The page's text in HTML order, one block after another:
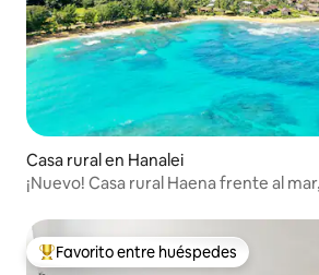
Casa rural en Hanalei
¡Nuevo! Casa rural Haena frente al
Favorito entre los huéspedes más
Favorito entre huéspedes